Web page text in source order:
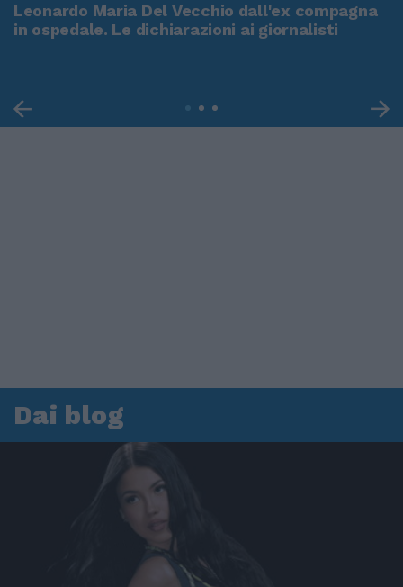
Leonardo Maria Del Vecchio dall'ex compagna
in ospedale. Le dichiarazioni ai giornalisti
Dai blog